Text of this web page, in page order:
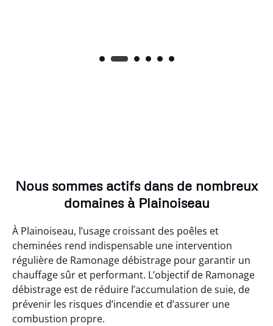
Nous sommes actifs dans de nombreux
domaines à Plainoiseau
À Plainoiseau, l’usage croissant des poêles et
cheminées rend indispensable une intervention
régulière de Ramonage débistrage pour garantir un
chauffage sûr et performant. L’objectif de Ramonage
débistrage est de réduire l’accumulation de suie, de
prévenir les risques d’incendie et d’assurer une
combustion propre.